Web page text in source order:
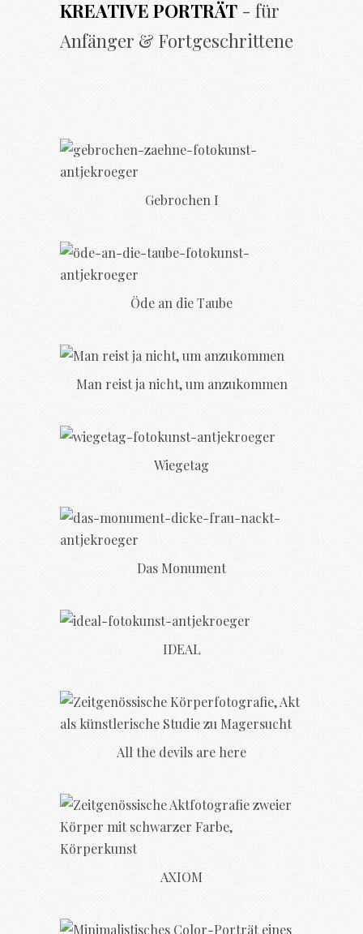
KREATIVE PORTRÄT - für
Anfänger & Fortgeschrittene
Gebrochen I
Öde an die Taube
Man reist ja nicht, um anzukommen
Wiegetag
Das Monument
IDEAL
All the devils are here
AXIOM